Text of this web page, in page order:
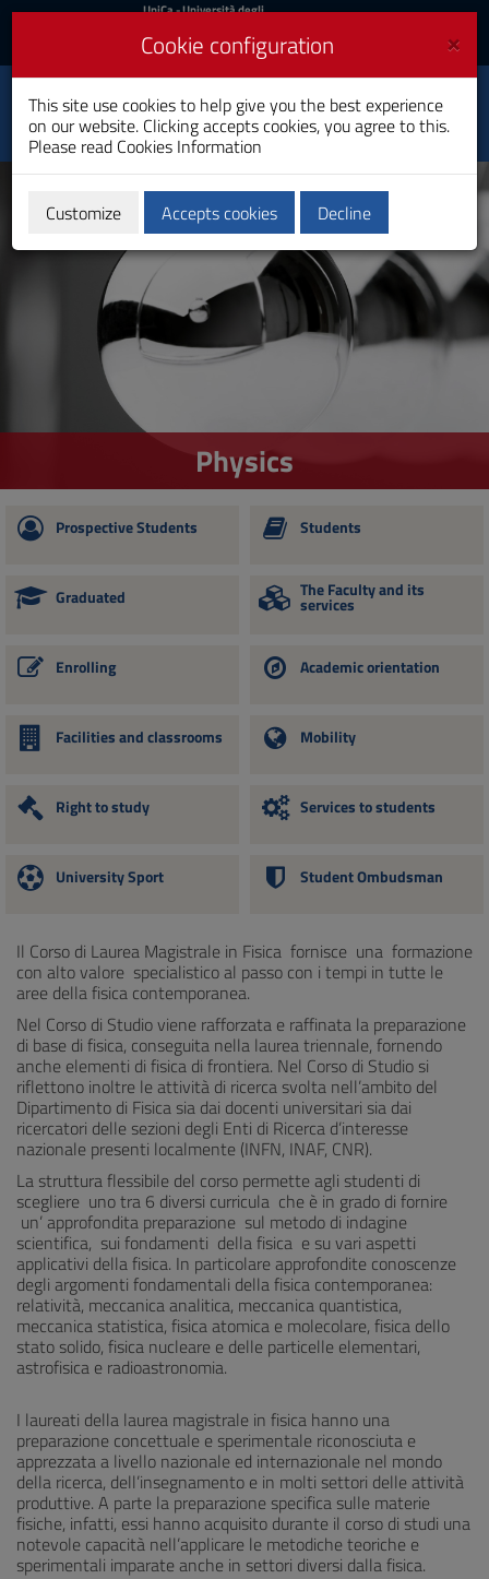
Skip
Content
to
UniCa
Login
UniCa- Università degli
Login UniCA News
Toggle
navigation
Physics
Master's Degree
Physics
Prospective Students Students
Graduated The Faculty and its
services
Enrolling Academic orientation
Facilities and classrooms Mobility
Right to study Services to students
University Sport Student Ombudsman
Il Corso di Laurea Magistrale in Fisica fornisce una formazione
con alto valore specialistico al passo con i tempi in tutte le
aree della fisica contemporanea.
Nel Corso di Studio viene rafforzata e raffinata la preparazione
di base di fisica, conseguita nella laurea triennale, fornendo
anche elementi di fisica di frontiera. Nel Corso di Studio si
riflettono inoltre le attività di ricerca svolta nell’ambito del
Dipartimento di Fisica sia dai docenti universitari sia dai
ricercatori delle sezioni degli Enti di Ricerca d’interesse
nazionale presenti localmente (INFN, INAF, CNR).
La struttura flessibile del corso permette agli studenti di
scegliere uno tra 6 diversi curricula che è in grado di fornire
un’ approfondita preparazione sul metodo di indagine
scientifica, sui fondamenti della fisica e su vari aspetti
applicativi della fisica. In particolare approfondite conoscenze
degli argomenti fondamentali della fisica contemporanea:
relatività, meccanica analitica, meccanica quantistica,
meccanica statistica, fisica atomica e molecolare, fisica dello
stato solido, fisica nucleare e delle particelle elementari,
astrofisica e radioastronomia.
I laureati della laurea magistrale in fisica hanno una
preparazione concettuale e sperimentale riconosciuta e
apprezzata a livello nazionale ed internazionale nel mondo
della ricerca, dell’insegnamento e in molti settori delle attività
produttive. A parte la preparazione specifica sulle materie
fisiche, infatti, essi hanno acquisito durante il corso di studi una
notevole capacità nell’applicare le metodiche teoriche e
sperimentali imparate anche in settori diversi dalla fisica.
×
Cookie configuration
This site use cookies to help give you the best experience
on our website. Clicking accepts cookies, you agree to this.
Please read Cookies Information
Customize Accepts cookies Decline